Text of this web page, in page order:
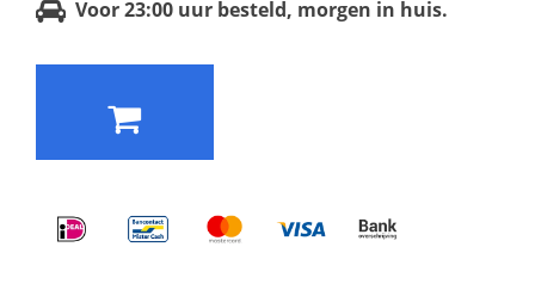
Voor 23:00 uur besteld, morgen in huis.